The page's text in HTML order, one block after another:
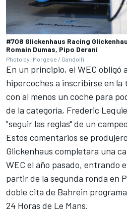
#708 Glickenhaus Racing
Romain Dumas, Pipo Derani
Photo by: Morgese / Gandolfi
En un principio, el WEC obligó
hipercoches a inscribirse en la
con al menos un coche para
de la categoría, Frederic
"seguir las reglas" de un
Estos comentarios se
Glickenhaus completara una
WEC el año pasado, entrando
partir de la segunda ronda en
doble cita de Bahrein
24 Horas de Le Mans.